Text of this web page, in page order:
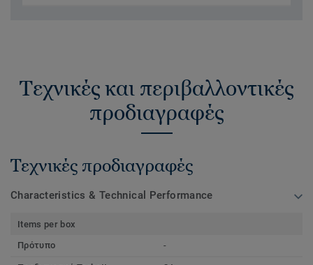
Τεχνικές και περιβαλλοντικές
προδιαγραφές
Τεχνικές προδιαγραφές
Characteristics & Technical Performance
Items per box
Πρότυπο
-